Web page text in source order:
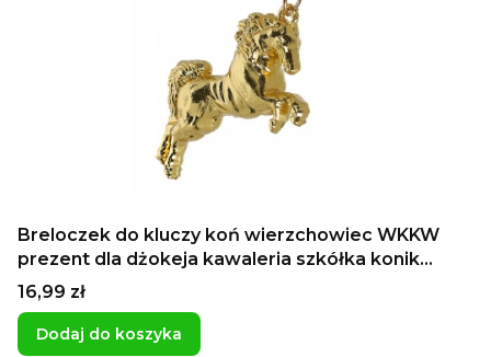
Breloczek do kluczy koń wierzchowiec WKKW
prezent dla dżokeja kawaleria szkółka konik
kucyk
Cena
16,99 zł
Dodaj do koszyka